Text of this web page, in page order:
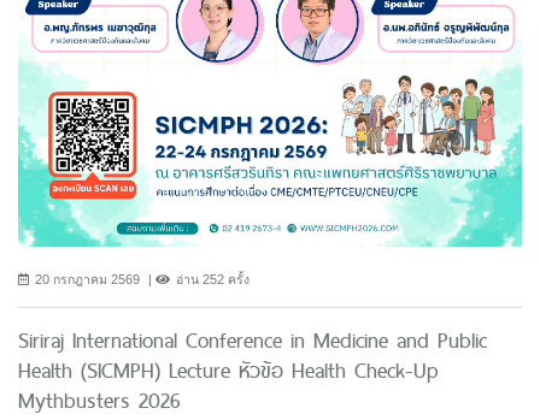
20 กรกฎาคม 2569 อ่าน 252 ครั้ง
Siriraj International Conference in Medicine and Public
Health (SICMPH) Lecture หัวข้อ Health Check-Up
Mythbusters 2026